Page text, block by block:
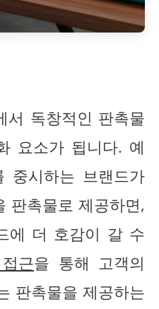
서 독창적인 판촉물
요소가 됩니다. 예
중시하는 브랜드가
판촉물로 제공하면,
에 더 호감이 갈 수
근을 통해 고객의
판촉물을 제공하는